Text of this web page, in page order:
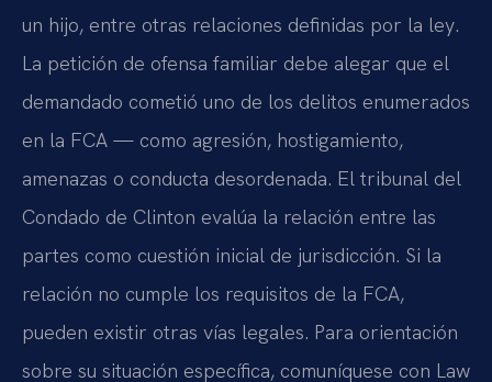
un hijo, entre otras relaciones definidas por la ley.
La petición de ofensa familiar debe alegar que el
demandado cometió uno de los delitos enumerados
en la FCA — como agresión, hostigamiento,
amenazas o conducta desordenada. El tribunal del
Condado de Clinton evalúa la relación entre las
partes como cuestión inicial de jurisdicción. Si la
relación no cumple los requisitos de la FCA,
pueden existir otras vías legales. Para orientación
sobre su situación específica, comuníquese con Law